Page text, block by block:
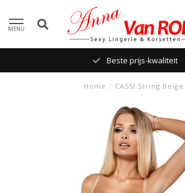
MENU
Beste prijs-kwaliteit
Home / CASSI String Beige